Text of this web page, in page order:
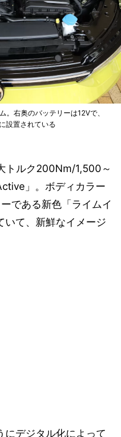
。右奥のバッテリーは12Vで、
設置されている
トルク200Nm/1,500～
」。ボディカラー
である新色「ライムイ
いて、新鮮なイメージ
にデジタル化によって